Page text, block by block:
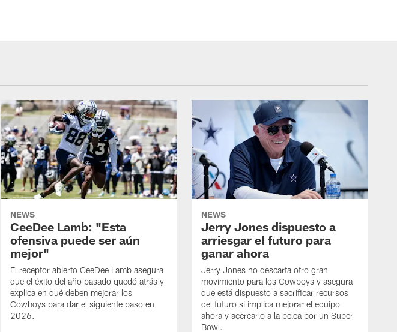
NEWS
CeeDee Lamb: "Esta
ofensiva puede ser aún
mejor"
El receptor abierto CeeDee Lamb asegura
que el éxito del año pasado quedó atrás y
explica en qué deben mejorar los
Cowboys para dar el siguiente paso en
2026.
NEWS
Jerry Jones dispuesto a
arriesgar el futuro para
ganar ahora
Jerry Jones no descarta otro gran
movimiento para los Cowboys y asegura
que está dispuesto a sacrificar recursos
del futuro si implica mejorar el equipo
ahora y acercarlo a la pelea por un Super
Bowl.